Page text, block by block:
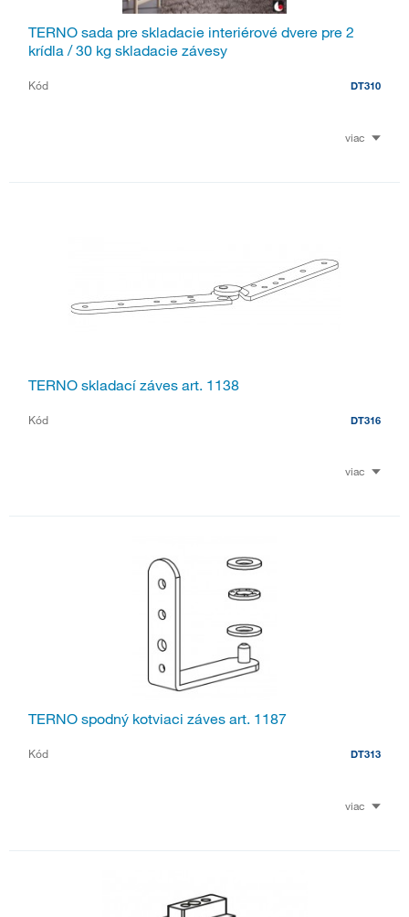
TERNO sada pre skladacie interiérové dvere pre 2
krídla / 30 kg skladacie závesy
Kód DT310
viac
TERNO skladací záves art. 1138
Kód DT316
viac
TERNO spodný kotviaci záves art. 1187
Kód DT313
viac